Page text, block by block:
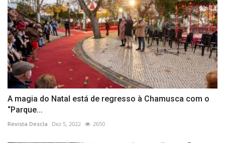
A magia do Natal está de regresso à Chamusca com o
“Parque...
Revista Descla Dez 5, 2022 2650